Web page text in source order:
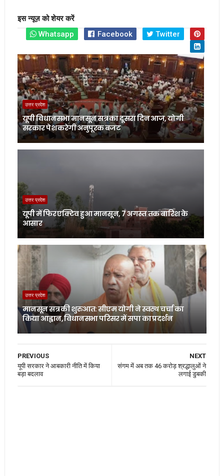
इस न्यूज़ को शेयर करें
Whatsapp
Facebook Twitter
उत्तर प्रदेश
यूपी विधानसभा मानसून सत्र का दूसरा दिन आज, योगी
सरकार पेश करेगी अनुपूरक बजट
उत्तर प्रदेश
यूपी में फिर एक्टिव हुआ मानसून, 7 अगस्त तक बारिश के
आसार
उत्तर प्रदेश
मानसून सत्र की शुरुआत: सीएम योगी ने स्वस्थ चर्चा का
किया आह्वान, विधानसभा परिसर में सपा का प्रदर्शन
NEXT
संगम में अब तक 46 करोड़ श्रद्धालुओं ने
लगाई डुबकी
PREVIOUS
यूपी सरकार ने आबकारी नीत‍ि में क‍िया
बड़ा बदलाव